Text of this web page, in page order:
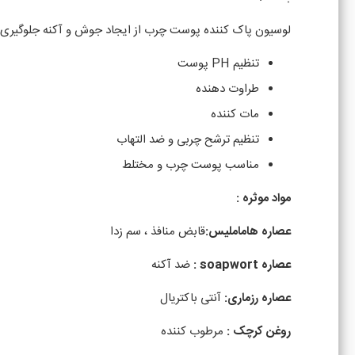
لوسیون پاک کننده پوست چرب از ایجاد جوش و آکنه
تنظیم PH پوست
طراوت دهنده
مات کننده
تنظیم ترشح چربی و ضد التهاب
مناسب پوست چرب و مختلط
مواد موثره :
عصاره هاماملیس:قابض منافذ ، سم زدا
عصاره soapwort :
ضد آکنه
عصاره رزماری: آنتی باکتریال
روغن کرچک : مرطوب کننده